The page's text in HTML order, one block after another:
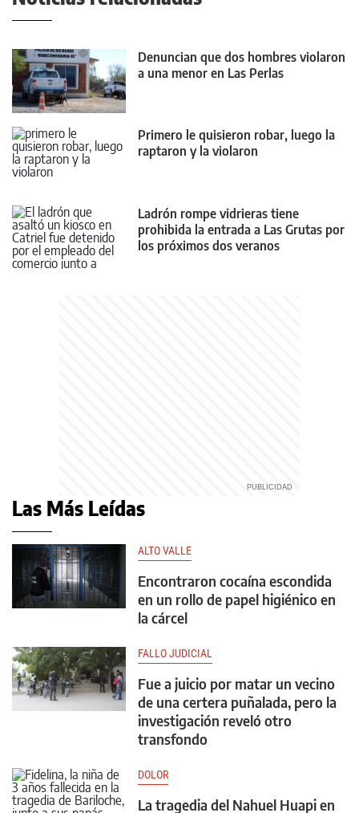
Denuncian que dos hombres violaron
a una menor en Las Perlas
Primero le quisieron robar, luego la
raptaron y la violaron
Ladrón rompe vidrieras tiene
prohibida la entrada a Las Grutas por
los próximos dos veranos
Las Más Leídas
ALTO VALLE
Encontraron cocaína escondida
en un rollo de papel higiénico en
la cárcel
FALLO JUDICIAL
Fue a juicio por matar un vecino
de una certera puñalada, pero la
investigación reveló otro
transfondo
DOLOR
La tragedia del Nahuel Huapi en